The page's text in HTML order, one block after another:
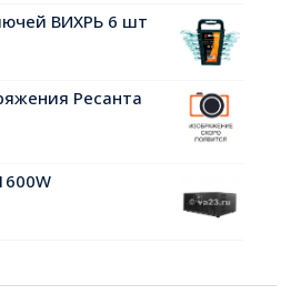
ВИХРЬ 6 шт
Ресанта